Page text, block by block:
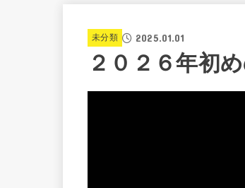
未分類 2025.01.01
２０２６年初